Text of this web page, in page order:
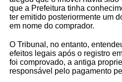
que a Prefeitura tinha
ter emitido posteriormente um
em nome do comprador.
O Tribunal, no entanto,
efeitos legais após o registro
foi comprovado, a antiga
responsável pelo pagamento